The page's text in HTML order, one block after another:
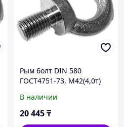
Рым болт DIN 580
ГОСТ4751-73, М42(4,0т)
В наличии
20 445₸